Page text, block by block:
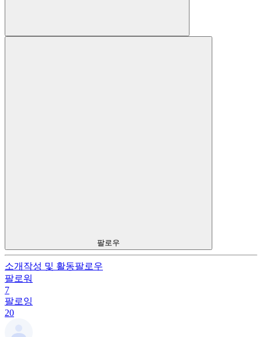
팔로우
소개 작성 및 활동팔로우
팔로워
7
팔로잉
20